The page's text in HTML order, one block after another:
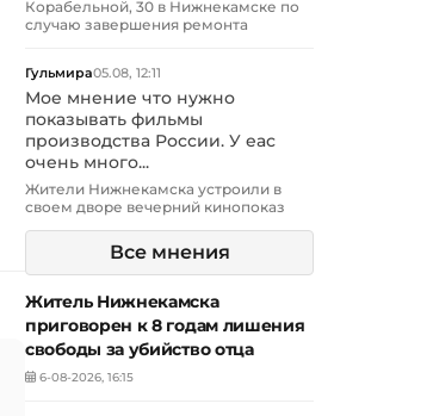
Корабельной, 30 в Нижнекамске по
случаю завершения ремонта
Гульмира05.08, 12:11
Мое мнение что нужно
показывать фильмы
производства России. У еас
очень много...
Жители Нижнекамска устроили в
своем дворе вечерний кинопоказ
Все мнения
Житель Нижнекамска
приговорен к 8 годам лишения
свободы за убийство отца
6-08-2026, 16:15